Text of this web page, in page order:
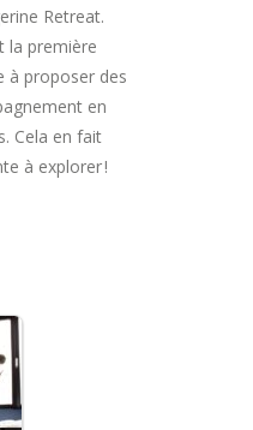
Retreat.
la première
à proposer des
en
Cela en fait
à explorer !